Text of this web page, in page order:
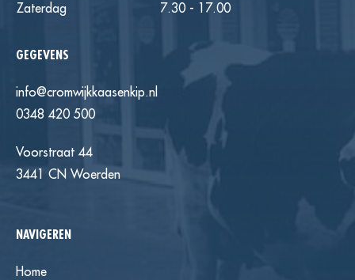
Zaterdag
7.30 - 17.00
GEGEVENS
info@cromwijkkaasenkip.nl
0348 420 500
Voorstraat 44
3441 CN Woerden
NAVIGEREN
Home